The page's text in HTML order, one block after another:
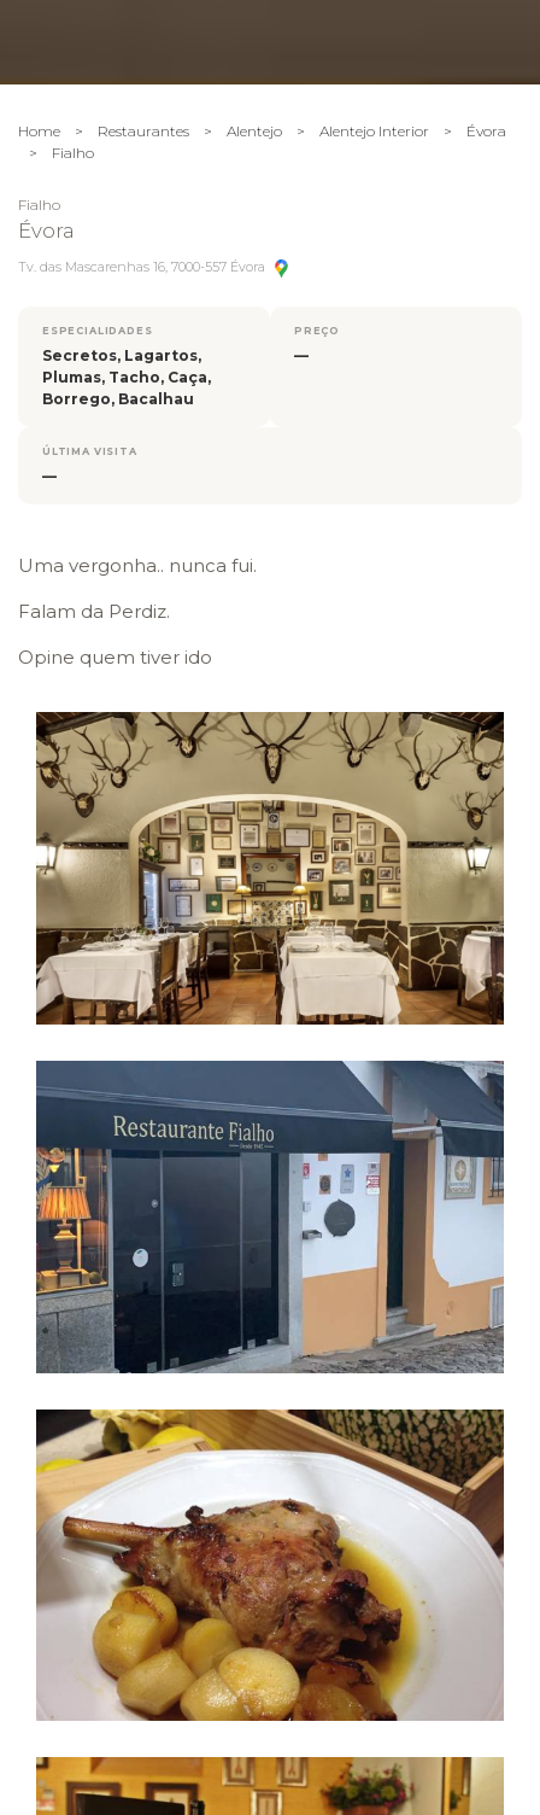
Home > Restaurantes > Alentejo > Alentejo Interior > Évora
> Fialho
Fialho
Évora
Tv. das Mascarenhas 16, 7000-557 Évora
ESPECIALIDADES
Secretos, Lagartos,
Plumas, Tacho, Caça,
Borrego, Bacalhau
PREÇO
—
ÚLTIMA VISITA
—
Uma vergonha.. nunca fui.
Falam da Perdiz.
Opine quem tiver ido